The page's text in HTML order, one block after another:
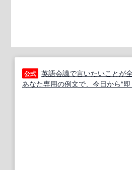
公式 英語会議で言いたいことが
あなた専用の例文で、今日から“即